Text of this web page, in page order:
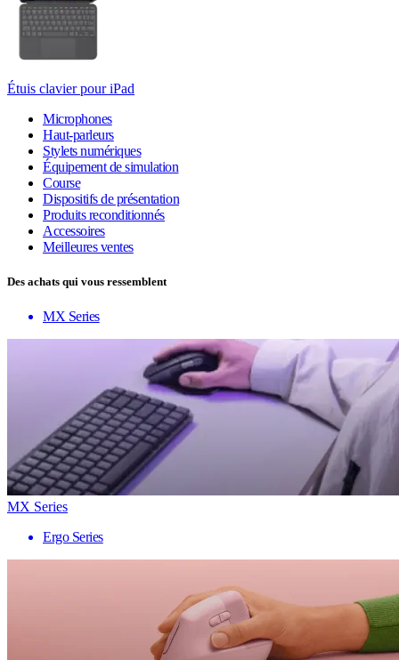
Étuis clavier pour iPad
Microphones
Haut-parleurs
Stylets numériques
Équipement de simulation
Course
Dispositifs de présentation
Produits reconditionnés
Accessoires
Meilleures ventes
Des achats qui vous ressemblent
MX Series
MX Series
Ergo Series